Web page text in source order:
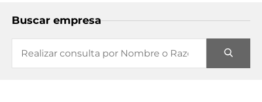
Buscar empresa